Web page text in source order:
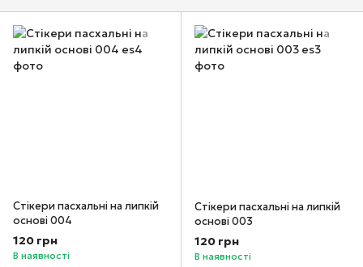
Cтікери пасхальні на липкій
основі 004
120 грн
В наявності
Cтікери пасхальні на липкій
основі 003
120 грн
В наявності